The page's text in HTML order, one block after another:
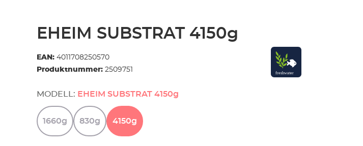
EHEIM SUBSTRAT 4150g
EAN: 4011708250570
Produktnummer: 2509751
MODELL: EHEIM SUBSTRAT 4150g
1660g 830g 4150g